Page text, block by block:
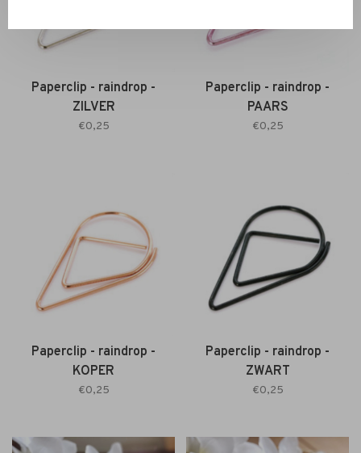
Paperclip - raindrop -
ZILVER
€0,25
Paperclip - raindrop -
PAARS
€0,25
Paperclip - raindrop -
KOPER
€0,25
Paperclip - raindrop -
ZWART
€0,25